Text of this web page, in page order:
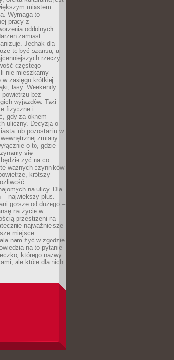
miastem
Wymaga to
pracy z
oddolnych
zamiast
Jednak dla
to być szansa, a
rzeczy
częstego
nie mieszkamy
w zasięgu krótkiej
lasy. Weekendy
bez
wyjazdów. Taki
fizyczne i
gdy za oknem
uliczny. Decyzja o
lub pozostaniu w
zmiany
o to, gdzie
się
żyć na co
ważnych czynników
krótszy
na ulicy. Dla
– największy plus.
gorsze od dużego –
na życie w
przestrzeni na
najważniejsze
miejsce
nam żyć w zgodzie
na to pytanie
którego nazwy
ale które dla nich